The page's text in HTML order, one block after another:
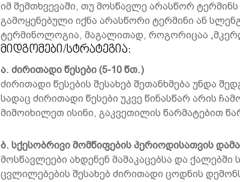
იმ შემთხვევაში, თუ მოსწავლე არასწორ
გამოყენებული იქნა არასწორი ტერმინი ან
ტერმინოლოგია, მაგალითად, როგორიცაა
მიდგომები/სტრატეგია:
ა. ძირითადი წესები (5-10 წთ.)
ძირითადი წესების შესახებ შეთანხმება უნდა
სადაც ძირითადი წესები უკვე წინასწარ არის
მიმოიხილეთ ისინი, გაკვეთილის წარმატებით
ბ. სქესობრივი მომწიფების პერიოდისათვის
მოსწავლეები ახდენენ მამაკაცებსა და
ცვლილებების შესახებ ძირითადი ცოდნის